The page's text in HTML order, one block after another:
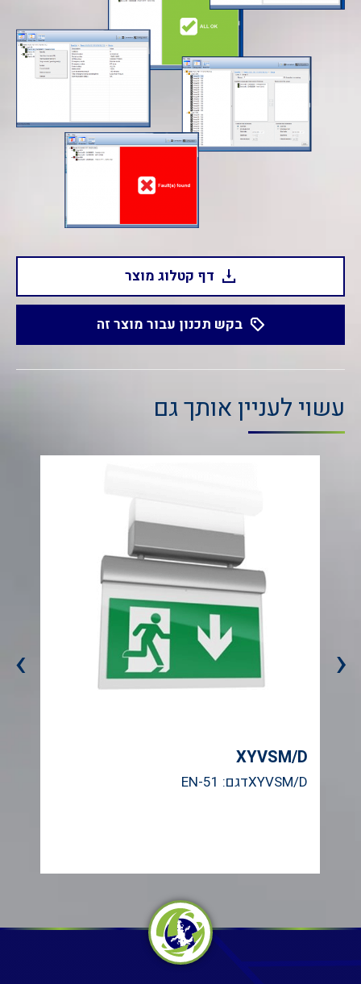
דף קטלוג מוצר
בקש תכנון עבור מוצר זה
עשוי לעניין אותך גם
XYVSM/D
XYVSM/Dדגם: EN-51
‹
›